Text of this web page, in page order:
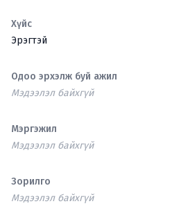
Хүйс
Эрэгтэй
Одоо эрхэлж буй ажил
Мэдээлэл байхгүй
Мэргэжил
Мэдээлэл байхгүй
Зорилго
Мэдээлэл байхгүй